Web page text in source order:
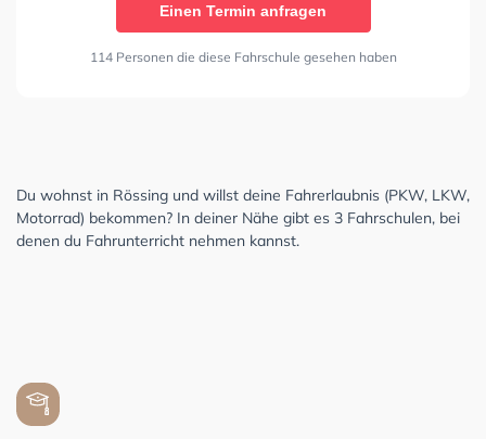
Einen Termin anfragen
114 Personen die diese Fahrschule gesehen haben
Du wohnst in Rössing und willst deine Fahrerlaubnis (PKW, LKW,
Motorrad) bekommen? In deiner Nähe gibt es 3 Fahrschulen, bei
denen du Fahrunterricht nehmen kannst.